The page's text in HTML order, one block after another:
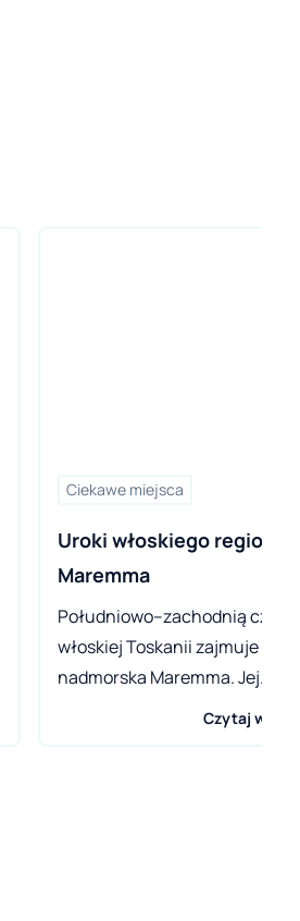
Ciekawe miejsca
Uroki włoskiego regionu
Maremma
Południowo–zachodnią część
włoskiej Toskanii zajmuje nizina
nadmorska Maremma. Jej
pierwotnie bagnisty teren,
Czytaj więcej